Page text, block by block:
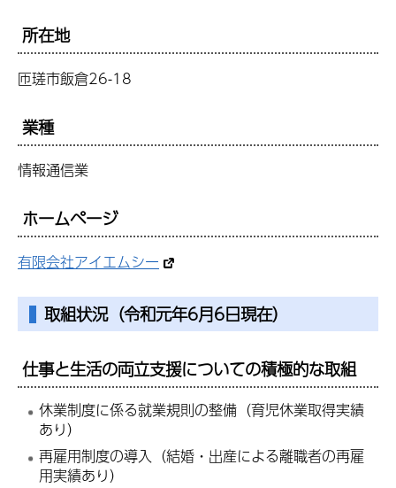
所在地
匝瑳市飯倉26-18
業種
情報通信業
ホームページ
有限会社アイエムシー
取組状況（令和元年6月6日現在）
仕事と生活の両立支援についての積極的な取組
休業制度に係る就業規則の整備（育児休業取得実績
あり）
再雇用制度の導入（結婚・出産による離職者の再雇
用実績あり）